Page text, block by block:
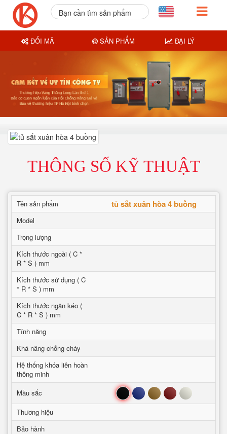
THÔNG SỐ KỸ THUẬT
Tên sản phẩm tủ sắt xuân hòa 4 buồng
Model
Trọng lượng
Kích thước ngoài ( C *
R * S ) mm
Kích thước sử dụng ( C
* R * S ) mm
Kích thước ngăn kéo (
C * R * S ) mm
Tính năng
Khả năng chống cháy
Hệ thống khóa liên hoàn
thông minh
Mầu sắc
Đen Xanh Nâu Đỏ Trắng
Thương hiệu
Bảo hành
Bạn cần tìm sản phẩm
ĐỔI MÃ SẢN PHẨM ĐẠI LÝ